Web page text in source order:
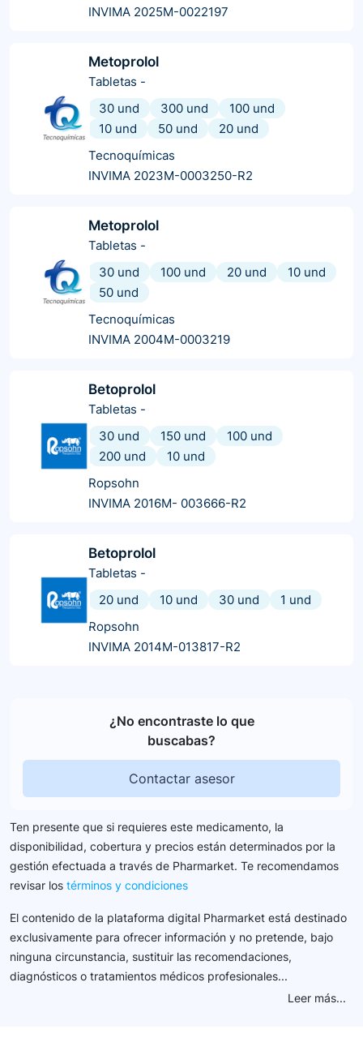
INVIMA 2025M-0022197
Metoprolol
Tabletas -
30 und
300 und
100 und
10 und
50 und
20 und
Tecnoquímicas
INVIMA 2023M-0003250-R2
Metoprolol
Tabletas -
30 und
100 und 20 und
10 und
50 und
Tecnoquímicas
INVIMA 2004M-0003219
Betoprolol
Tabletas -
30 und
150 und
100 und
200 und
10 und
Ropsohn
INVIMA 2016M- 003666-R2
Betoprolol
Tabletas -
20 und
10 und 30 und
1 und
Ropsohn
INVIMA 2014M-013817-R2
¿No encontraste lo que
buscabas?
Contactar asesor
Ten presente que si requieres este medicamento, la
disponibilidad, cobertura y precios están determinados por la
gestión efectuada a través de Pharmarket. Te recomendamos
revisar los términos y condiciones
El contenido de la plataforma digital Pharmarket está destinado
exclusivamente para ofrecer información y no pretende, bajo
ninguna circunstancia, sustituir las recomendaciones,
diagnósticos o tratamientos médicos profesionales...
Leer más...